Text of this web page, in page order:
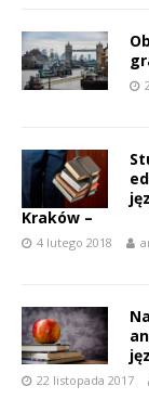
Kraków –
4 lutego 2018
22 listopada 2017